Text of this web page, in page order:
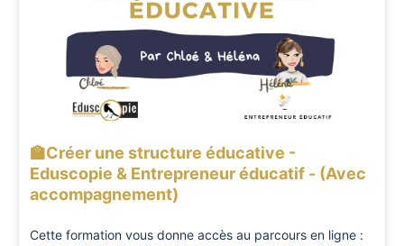
🏫Créer une structure éducative -
Eduscopie & Entrepreneur éducatif - (Avec
accompagnement)
Cette formation vous donne accès au parcours en ligne :